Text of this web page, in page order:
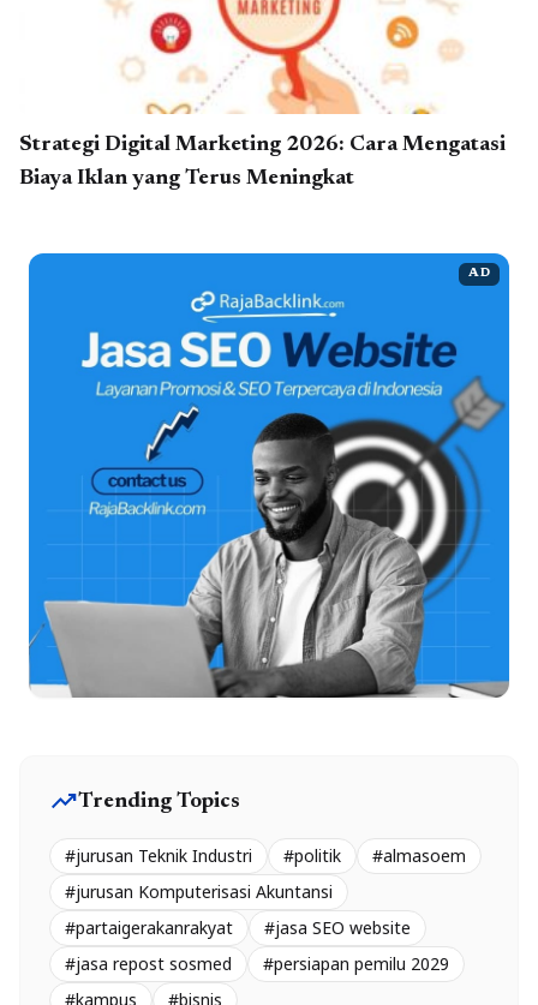
Strategi Digital Marketing 2026: Cara Mengatasi
Biaya Iklan yang Terus Meningkat
AD
trending_upTrending Topics
#jurusan Teknik Industri #politik
#almasoem
#jurusan Komputerisasi Akuntansi
#partaigerakanrakyat
#jasa SEO website
#jasa repost sosmed
#persiapan pemilu 2029
#kampus
#bisnis